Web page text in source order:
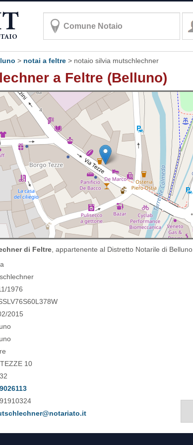
> notai a feltre > notaio silvia mutschlechner
a Feltre (Belluno)
di Feltre , appartenente al Distretto Notarile di Belluno.
1976
2015
10